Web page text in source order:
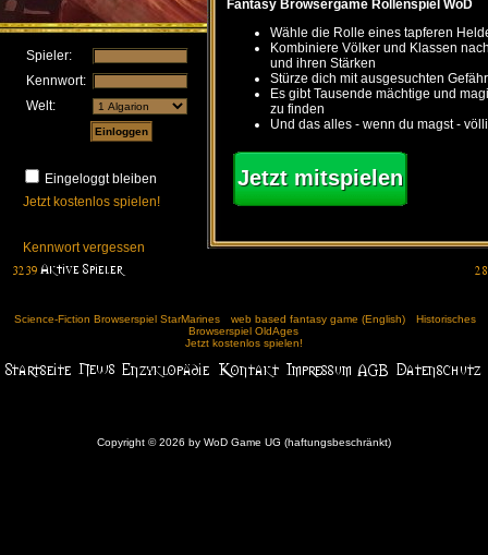
Spieler:
Kennwort:
Welt:
Eingeloggt bleiben
Jetzt kostenlos spielen!
Kennwort vergessen
Fantasy Browsergame Rollenspiel WoD
Wähle die Rolle eines tapferen
Kombiniere Völker und Klassen
und ihren Stärken
Stürze dich mit ausgesuchten
Es gibt Tausende mächtige und
zu finden
Und das alles - wenn du magst -
Jetzt mitspielen
Science-Fiction Browserspiel StarMarines web based fantasy game (English)
Historisches
Browserspiel OldAges
Jetzt kostenlos spielen!
Copyright © 2026 by WoD Game UG (haftungsbeschränkt)